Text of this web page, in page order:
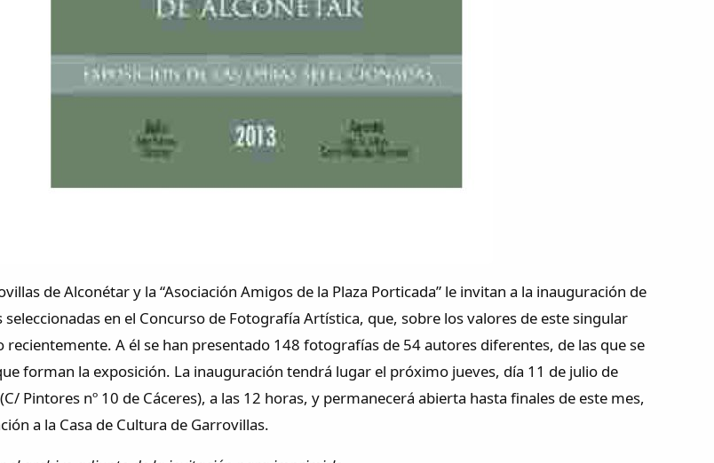
de Alconétar y la “Asociación Amigos de la Plaza Porticada” le invitan a la inauguración de
seleccionadas en el Concurso de Fotografía Artística, que, sobre los valores de este singular
recientemente. A él se han presentado 148 fotografías de 54 autores diferentes, de las que se
forman la exposición. La inauguración tendrá lugar el próximo jueves, día 11 de julio de
Pintores nº 10 de Cáceres), a las 12 horas, y permanecerá abierta hasta finales de este mes,
a la Casa de Cultura de Garrovillas.